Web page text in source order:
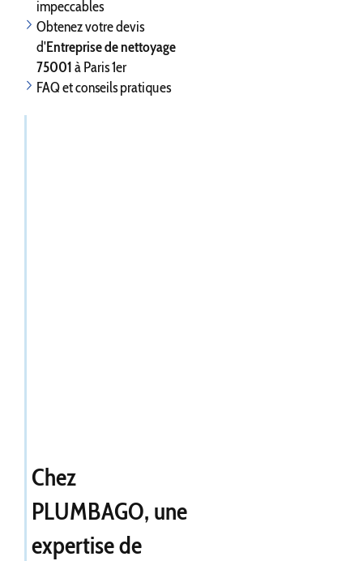
impeccables
Obtenez votre devis
d'Entreprise de nettoyage
75001à Paris 1er
FAQ et conseils pratiques
Chez
PLUMBAGO, une
expertise de